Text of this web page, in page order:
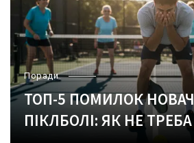
Поради
ТОП-5 ПОМИЛОК
ПІКЛБОЛІ: ЯК НЕ